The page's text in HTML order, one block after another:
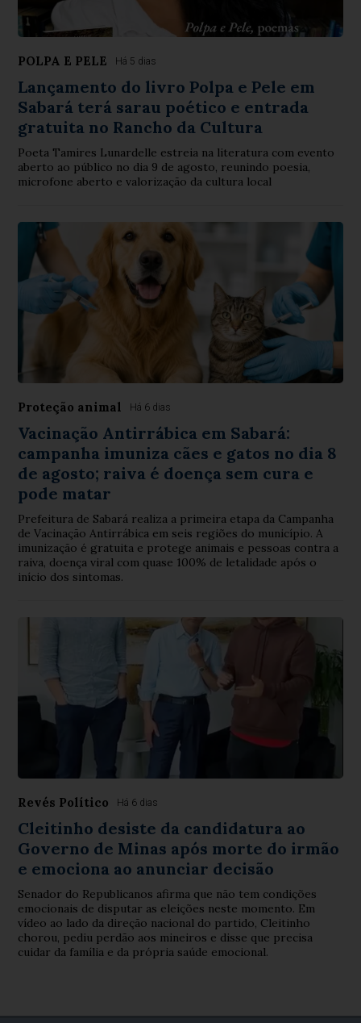
POLPA E PELE Há 5 dias
Lançamento do livro Polpa e Pele em
Sabará terá sarau poético e entrada
gratuita no Rancho da Cultura
Poeta Tamires Lunardelle estreia na literatura com evento
aberto ao público no dia 9 de agosto, reunindo poesia,
microfone aberto e valorização da cultura local
Proteção animal Há 6 dias
Vacinação Antirrábica em Sabará:
campanha imuniza cães e gatos no dia 8
de agosto; raiva é doença sem cura e
pode matar
Prefeitura de Sabará realiza a primeira etapa da Campanha
de Vacinação Antirrábica em seis regiões do município. A
imunização é gratuita e protege animais e pessoas contra a
raiva, doença viral com quase 100% de letalidade após o
início dos sintomas.
Revés Político Há 6 dias
Cleitinho desiste da candidatura ao
Governo de Minas após morte do irmão
e emociona ao anunciar decisão
Senador do Republicanos afirma que não tem condições
emocionais de disputar as eleições neste momento. Em
vídeo ao lado da direção nacional do partido, Cleitinho
chorou, pediu perdão aos mineiros e disse que precisa
cuidar da família e da própria saúde emocional.